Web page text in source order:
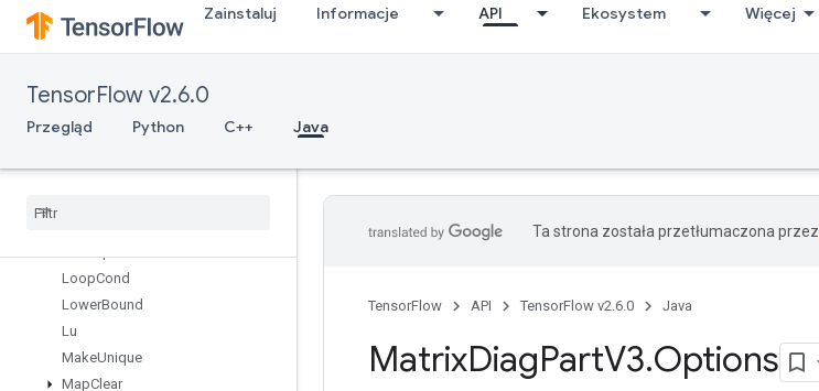
Zainstaluj Informacje API Ekosystem Więcej
TensorFlow v2.6.0
Przegląd Python C++ Java
LoadTPUEmbeddingRMSPropParameters
LoadTPUEmbeddingRMSPropParametersGradAccumDebug
LoadTPUEmbeddingStochasticGradientDescentParametersGradAccumDebug
LookupTableExport
LookupTableImport
LoopCond
LowerBound
Lu
MakeUnique
MapClear
Ta strona została przetłumaczona przez
TensorFlow API TensorFlow v2.6.0 Java
MatrixDiagPartV3.Options